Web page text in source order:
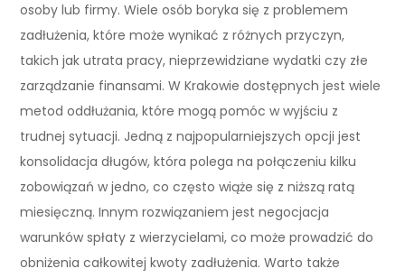
osoby lub firmy. Wiele osób boryka się z problemem
zadłużenia, które może wynikać z różnych przyczyn,
takich jak utrata pracy, nieprzewidziane wydatki czy złe
zarządzanie finansami. W Krakowie dostępnych jest wiele
metod oddłużania, które mogą pomóc w wyjściu z
trudnej sytuacji. Jedną z najpopularniejszych opcji jest
konsolidacja długów, która polega na połączeniu kilku
zobowiązań w jedno, co często wiąże się z niższą ratą
miesięczną. Innym rozwiązaniem jest negocjacja
warunków spłaty z wierzycielami, co może prowadzić do
obniżenia całkowitej kwoty zadłużenia. Warto także